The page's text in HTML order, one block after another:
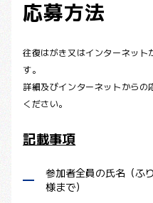
応募方法
往復はがき又はインターネット
す。
詳細及びインターネットからの
ください。
記載事項
参加者全員の氏名（ふ
様まで）